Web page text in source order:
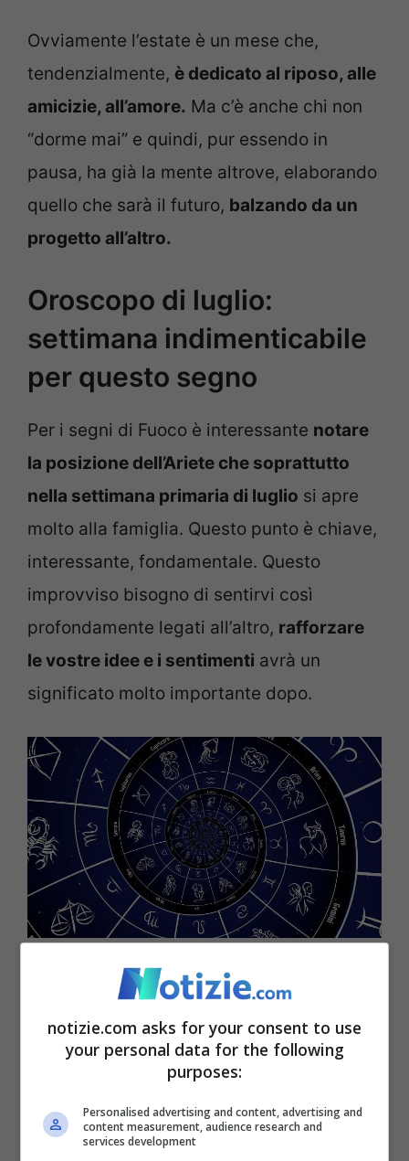
Ovviamente l’estate è un mese che,
tendenzialmente, è dedicato al riposo, alle
amicizie, all’amore. Ma c’è anche chi non
“dorme mai” e quindi, pur essendo in
pausa, ha già la mente altrove, elaborando
quello che sarà il futuro, balzando da un
progetto all’altro.
Oroscopo di luglio:
settimana indimenticabile
per questo segno
Per i segni di Fuoco è interessante notare
la posizione dell’Ariete che soprattutto
nella settimana primaria di luglio si apre
molto alla famiglia. Questo punto è chiave,
interessante, fondamentale. Questo
improvviso bisogno di sentirvi così
profondamente legati all’altro, rafforzare
le vostre idee e i sentimenti avrà un
significato molto importante dopo.
di riflettere, è un momento per pensare a
qualcosa da cambiare, quindi ad esempio
rinnovare la casa, parlare con il partner di
un possibilepasso avanti come un
notizie.com asks for your consent to use
your personal data for the following
purposes:
Personalised advertising and content, advertising and
content measurement, audience research and
services development